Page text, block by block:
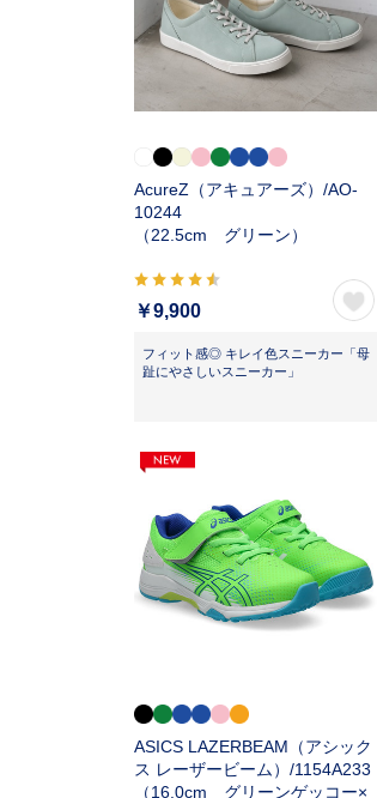
AcureZ（アキュアーズ）/AO-
10244
（22.5cm グリーン）
￥9,900
フィット感◎ キレイ色スニーカー「母
趾にやさしいスニーカー」
ASICS LAZERBEAM（アシック
ス レーザービーム）/1154A233
（16.0cm グリーンゲッコー×